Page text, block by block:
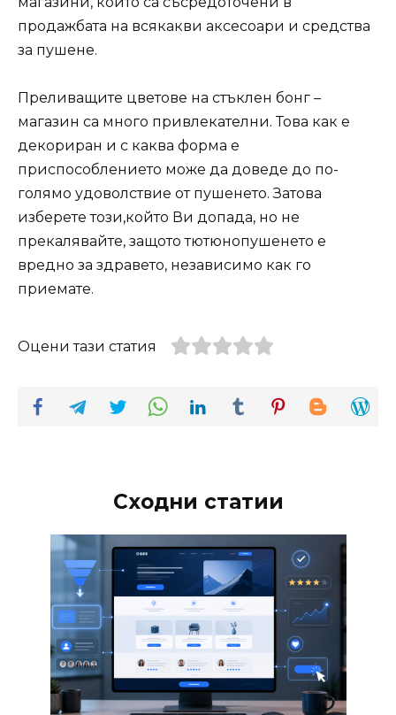
продажбата на всякакви аксесоари и средства
за пушене.
Преливащите цветове на стъклен бонг –
магазин са много привлекателни. Това как е
декориран и с каква форма е
приспособлението може да доведе до по-
голямо удоволствие от пушенето. Затова
изберете този,който Ви допада, но не
прекалявайте, защото тютюнопушенето е
вредно за здравето, независимо как го
приемате.
Оцени тази статия
Сходни статии